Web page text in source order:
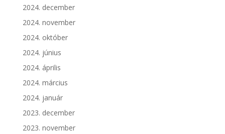
2024. december
2024. november
2024. október
2024. június
2024. április
2024. március
2024. január
2023. december
2023. november